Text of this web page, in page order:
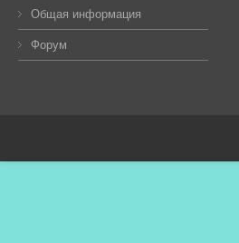
Общая информация
Форум